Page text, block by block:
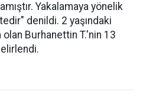
Yakalamaya yönelik
denildi. 2 yaşındaki
Burhanettin T.'nin 13